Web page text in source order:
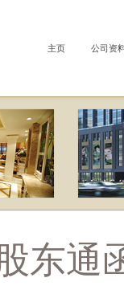
主页 公司资
东通